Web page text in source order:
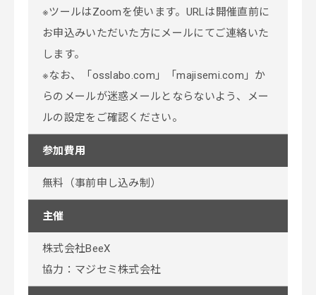
※ツールはZoomを使います。URLは開催直前に
お申込みいただいた方にメールにてご連絡いた
します。
※なお、「osslabo.com」「majisemi.com」か
らのメールが迷惑メールとならないよう、メー
ルの設定をご確認ください。
参加費用
無料（事前申し込み制）
主催
株式会社BeeX
協力：マジセミ株式会社